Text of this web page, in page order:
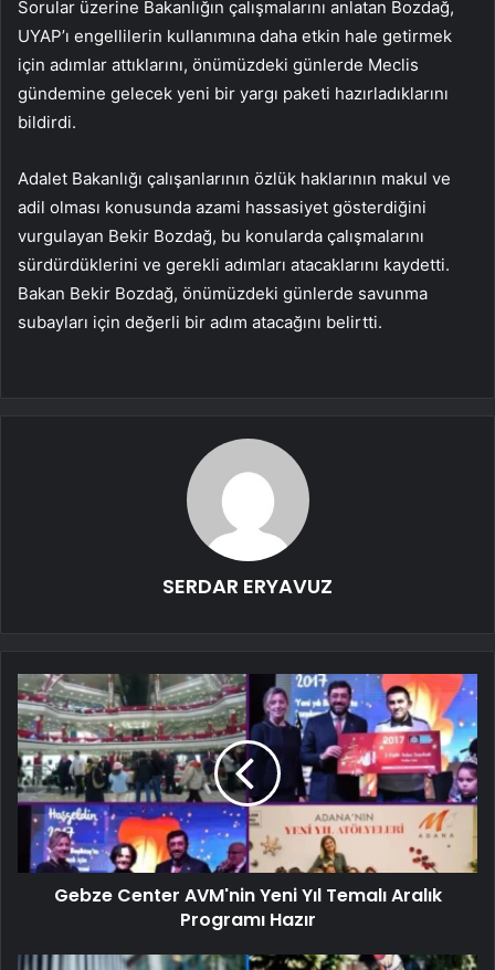
Sorular üzerine Bakanlığın çalışmalarını anlatan Bozdağ,
UYAP’ı engellilerin kullanımına daha etkin hale getirmek
için adımlar attıklarını, önümüzdeki günlerde Meclis
gündemine gelecek yeni bir yargı paketi hazırladıklarını
bildirdi.
Adalet Bakanlığı çalışanlarının özlük haklarının makul ve
adil olması konusunda azami hassasiyet gösterdiğini
vurgulayan Bekir Bozdağ, bu konularda çalışmalarını
sürdürdüklerini ve gerekli adımları atacaklarını kaydetti.
Bakan Bekir Bozdağ, önümüzdeki günlerde savunma
subayları için değerli bir adım atacağını belirtti.
SERDAR ERYAVUZ
Gebze Center AVM'nin Yeni Yıl Temalı Aralık
Programı Hazır